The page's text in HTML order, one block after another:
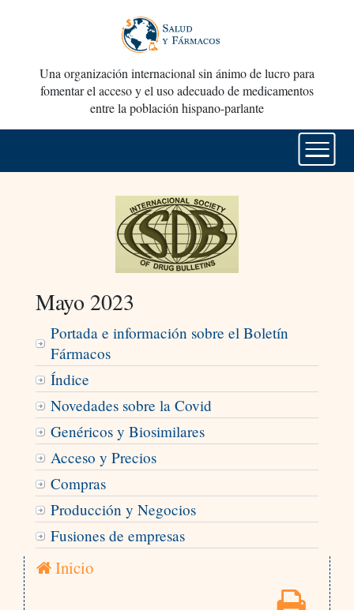
Una organización internacional sin ánimo de lucro para
fomentar el acceso y el uso adecuado de medicamentos
entre la población hispano-parlante
Mayo 2023
Portada e información sobre el Boletín
Fármacos
Índice
Novedades sobre la Covid
Genéricos y Biosimilares
Acceso y Precios
Compras
Producción y Negocios
Fusiones de empresas
Inicio